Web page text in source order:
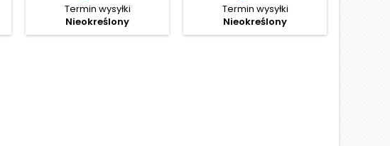
Termin wysyłki
Nieokreślony
Termin wysyłki
Nieokreślony